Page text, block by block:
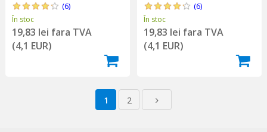
(6)
În stoc
19,83 lei fara TVA
(4,1 EUR)
(6)
În stoc
19,83 lei fara TVA
(4,1 EUR)
1 2